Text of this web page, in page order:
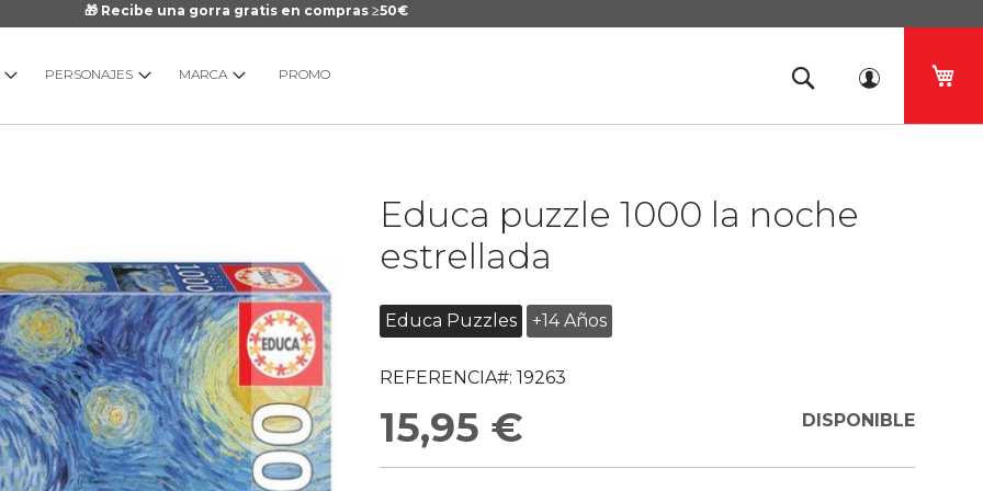
🎁 Recibe una gorra gratis en compras ≥50€
PERSONAJES MARCA PROMO
Educa puzzle 1000 la noche
estrellada
Educa Puzzles +14 Años
REFERENCIA#: 19263
15,95 € DISPONIBLE
galería
imágenes